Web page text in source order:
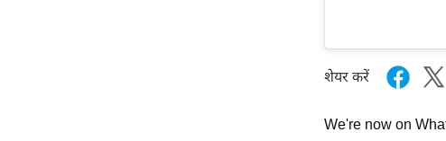
शेयर करें
We're now on